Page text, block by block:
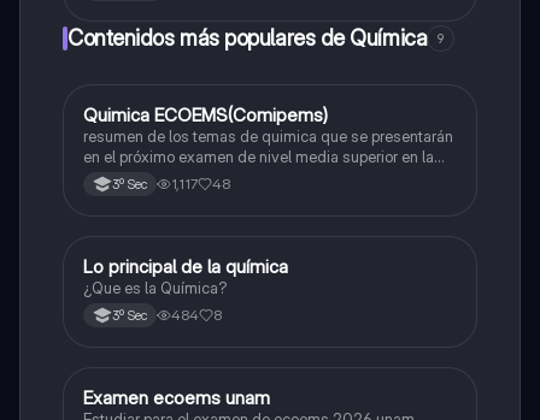
Contenidos más populares de Química 9
Química
Quimica ECOEMS(Comipems)
resumen de los temas de quimica que se presentarán
en el próximo examen de nivel media superior en la
zona metropolitana de el valle de México
3º Sec 1,117 48
Química
Lo principal de la química
¿Que es la Química?
3º Sec 484 8
Español
Examen ecoems unam